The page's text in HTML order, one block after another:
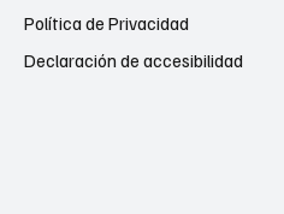
Política de Privacidad
Declaración de accesibilidad